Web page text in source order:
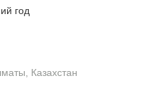
год
Казахстан